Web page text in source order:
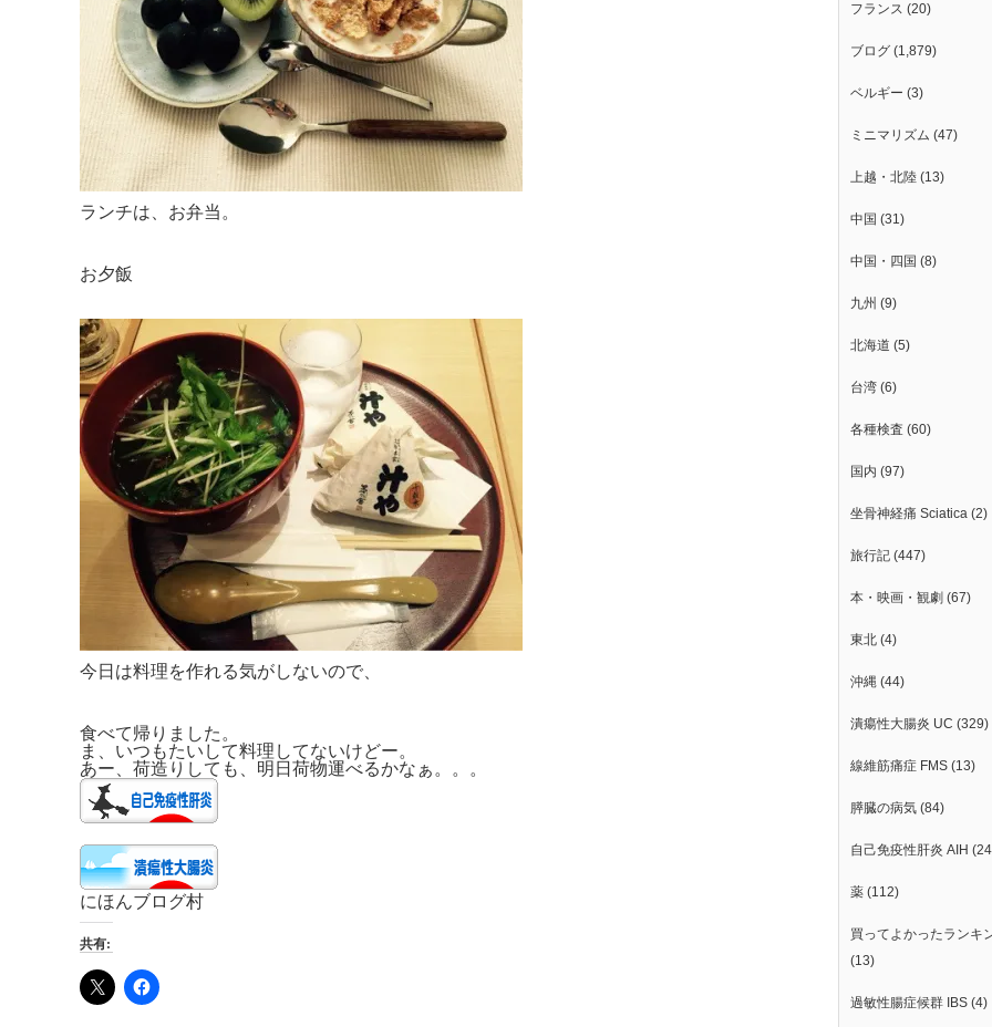
ランチは、お弁当。
お夕飯
今日は料理を作れる気がしないので、
食べて帰りました。
ま、いつもたいして料理してないけどー。
あー、荷造りしても、明日荷物運べるかなぁ。。。
にほんブログ村
共有:
フランス (20)
ブログ (1,879)
ベルギー (3)
ミニマリズム (47)
上越・北陸 (13)
中国 (31)
中国・四国 (8)
九州 (9)
北海道 (5)
台湾 (6)
各種検査 (60)
国内 (97)
坐骨神経痛 Sciatica (2)
旅行記 (447)
本・映画・観劇 (67)
東北 (4)
沖縄 (44)
潰瘍性大腸炎 UC (329)
線維筋痛症 FMS (13)
膵臓の病気 (84)
自己免疫性肝炎 AIH
薬 (112)
買ってよかったランキ
(13)
過敏性腸症候群 IBS (4)